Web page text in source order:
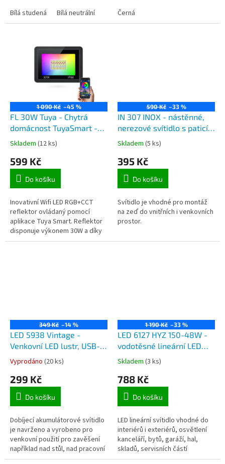
chodníku, zdi u budovy, sezení,
zákoutí zahrady...
Bílá studená Bílá neutrální
pro uchycení na trubku 50mm.
Černá
1 090 Kč –45 %
FL 30W Tuya - Chytrá
domácnost TuyaSmart -
LED RGB+CCT venkovní
reflektor s Wifi, krytí IP66
Skladem (12 ks)
599 Kč
Do košíku
Inovativní Wifi LED RGB+CCT
reflektor ovládaný pomocí
aplikace Tuya Smart. Reflektor
disponuje výkonem 30W a díky
krytí IP66 jej lze využívat venku.
590 Kč –33 %
IN 307 INOX - nástěnné,
nerezové svítidlo s paticí
E27 pro klasickou i LED
žárovku, rozměry
295x230mm
Skladem (5 ks)
395 Kč
Do košíku
Svítidlo je vhodné pro montáž
na zeď do vnitřních i venkovních
prostor.
349 Kč –14 %
LED 5938 Vintage -
Venkovní LED lustr, USB-C
nabíjení
Vyprodáno (20 ks)
299 Kč
Do košíku
Dobíjecí akumulátorové svítidlo
je navrženo a vyrobeno pro
venkovní použití pro zavěšení
například nad stůl, nad pracovní
desku apod. Díky vestavěnému
1 190 Kč –33 %
LED 6127 HYZ 150-48W -
vodotěsné lineární LED
svítidlo 48W, 4800lm,
délka 150cm, krytí IP65,
mléčný kryt, možnost
průběžného napájení
Skladem (3 ks)
788 Kč
Do košíku
LED lineární svítidlo vhodné do
interiérů i exteriérů, osvětlení
kanceláří, bytů, garáží, hal,
skladů, servisních částí
obchodních center, hotelů,